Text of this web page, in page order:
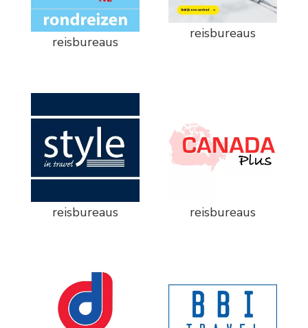
reisbureaus
reisbureaus
reisbureaus reisbureaus